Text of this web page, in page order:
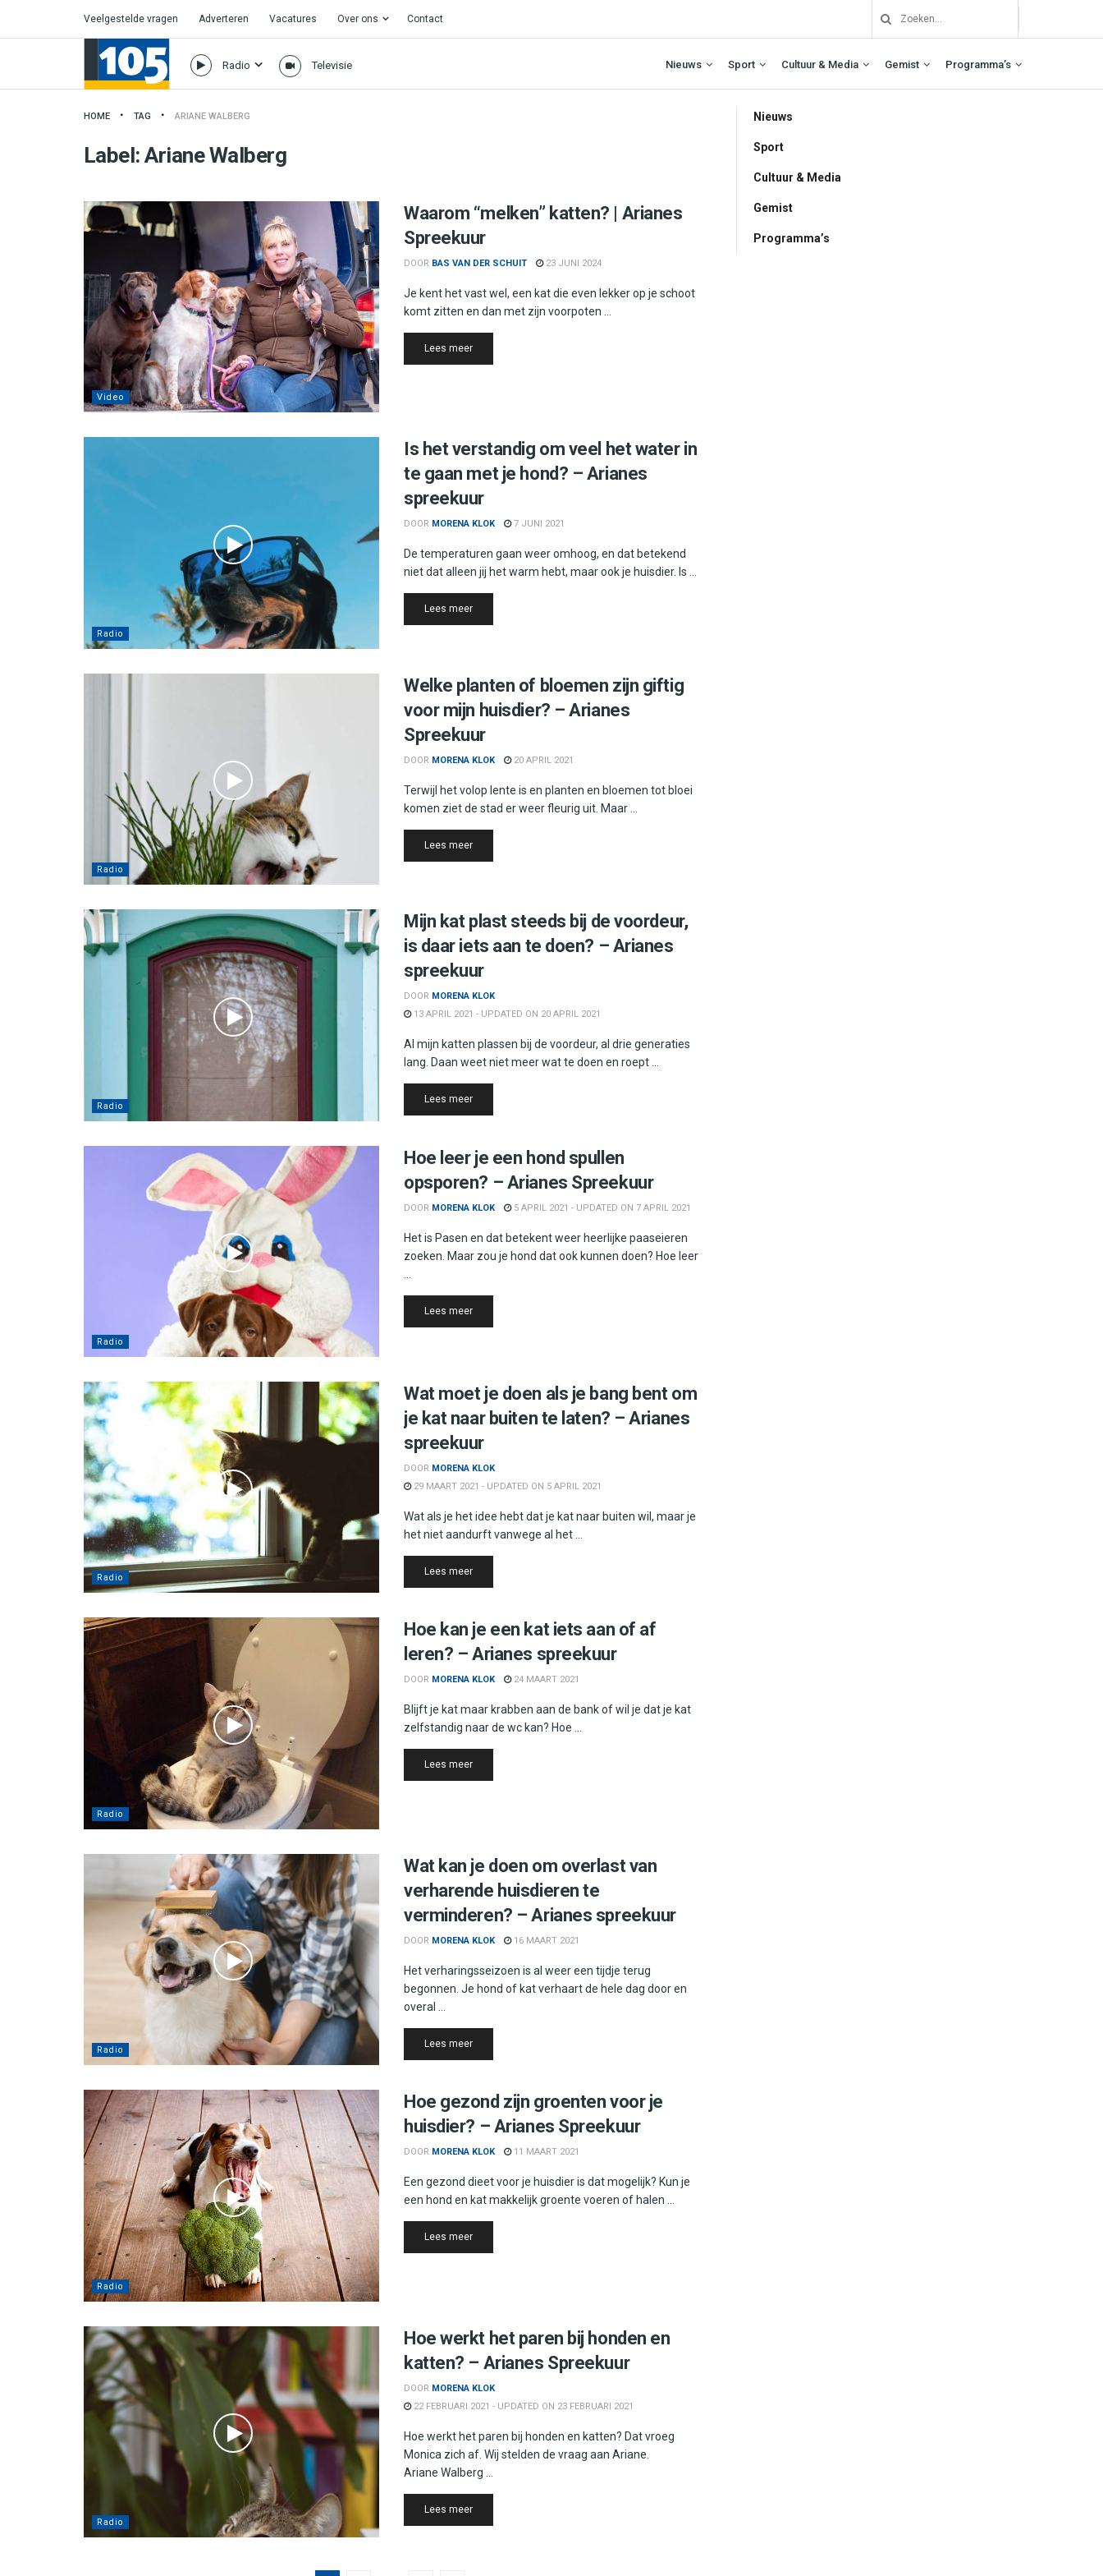
Veelgestelde vragen Adverteren Vacatures Over ons Contact
Radio Televisie Nieuws Sport Cultuur & Media Gemist Programma’s
HOME TAG ARIANE WALBERG
Label:Ariane Walberg
Video
Waarom “melken” katten? | Arianes
Spreekuur
DOOR BAS VAN DER SCHUIT 23 JUNI 2024
Je kent het vast wel, een kat die even lekker op je schoot
komt zitten en dan met zijn voorpoten ...
Lees meerDetails
Radio
Is het verstandig om veel het water in
te gaan met je hond? – Arianes
spreekuur
DOOR MORENA KLOK 7 JUNI 2021
De temperaturen gaan weer omhoog, en dat betekend
niet dat alleen jij het warm hebt, maar ook je huisdier. Is ...
Lees meerDetails
Radio
Welke planten of bloemen zijn giftig
voor mijn huisdier? – Arianes
Spreekuur
DOOR MORENA KLOK 20 APRIL 2021
Terwijl het volop lente is en planten en bloemen tot bloei
komen ziet de stad er weer fleurig uit. Maar ...
Lees meerDetails
Radio
Mijn kat plast steeds bij de voordeur,
is daar iets aan te doen? – Arianes
spreekuur
DOOR MORENA KLOK
13 APRIL 2021 - UPDATED ON 20 APRIL 2021
Al mijn katten plassen bij de voordeur, al drie generaties
lang. Daan weet niet meer wat te doen en roept ...
Lees meerDetails
Radio
Hoe leer je een hond spullen
opsporen? – Arianes Spreekuur
DOOR MORENA KLOK 5 APRIL 2021 - UPDATED ON 7 APRIL 2021
Het is Pasen en dat betekent weer heerlijke paaseieren
zoeken. Maar zou je hond dat ook kunnen doen? Hoe leer
Lees meerDetails
Radio
Wat moet je doen als je bang bent om
je kat naar buiten te laten? – Arianes
spreekuur
DOOR MORENA KLOK
29 MAART 2021 - UPDATED ON 5 APRIL 2021
Wat als je het idee hebt dat je kat naar buiten wil, maar je
het niet aandurft vanwege al het ...
Lees meerDetails
Radio
Hoe kan je een kat iets aan of af
leren? – Arianes spreekuur
DOOR MORENA KLOK 24 MAART 2021
Blijft je kat maar krabben aan de bank of wil je dat je kat
zelfstandig naar de wc kan? Hoe ...
Lees meerDetails
Radio
Wat kan je doen om overlast van
verharende huisdieren te
verminderen? – Arianes spreekuur
DOOR MORENA KLOK 16 MAART 2021
Het verharingsseizoen is al weer een tijdje terug
begonnen. Je hond of kat verhaart de hele dag door en
overal ...
Lees meerDetails
Radio
Hoe gezond zijn groenten voor je
huisdier? – Arianes Spreekuur
DOOR MORENA KLOK 11 MAART 2021
Een gezond dieet voor je huisdier is dat mogelijk? Kun je
een hond en kat makkelijk groente voeren of halen ...
Lees meerDetails
Radio
Hoe werkt het paren bij honden en
katten? – Arianes Spreekuur
DOOR MORENA KLOK
22 FEBRUARI 2021 - UPDATED ON 23 FEBRUARI 2021
Hoe werkt het paren bij honden en katten? Dat vroeg
Monica zich af. Wij stelden de vraag aan Ariane.
Ariane Walberg ...
Lees meerDetails
Nieuws
Sport
Cultuur & Media
Gemist
Programma’s